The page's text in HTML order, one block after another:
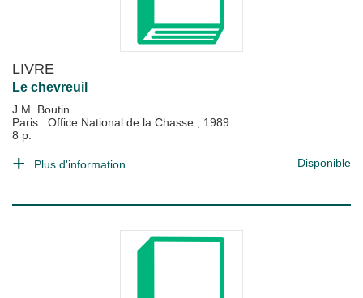
LIVRE
Le chevreuil
J.M. Boutin
Paris : Office National de la Chasse ; 1989
8 p.
Plus d'information... Disponible